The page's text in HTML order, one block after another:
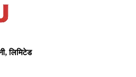
लिमिटेड